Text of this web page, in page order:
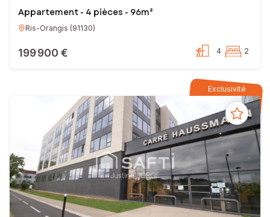
Appartement - 4 pièces - 96m²
Ris-Orangis (91130)
199 900 € 4 2
Exclusivité